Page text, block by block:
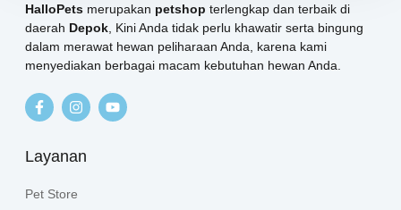
HalloPets merupakan petshop terlengkap dan terbaik di
daerah Depok , Kini Anda tidak perlu khawatir serta bingung
dalam merawat hewan peliharaan Anda, karena kami
menyediakan berbagai macam kebutuhan hewan Anda.
Layanan
Pet Store